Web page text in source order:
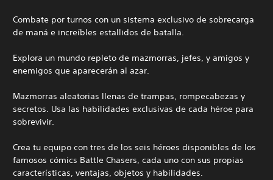
Combate por turnos con un sistema exclusivo de sobrecarga
de maná e increíbles estallidos de batalla.
Explora un mundo repleto de mazmorras, jefes, y amigos y
enemigos que aparecerán al azar.
Mazmorras aleatorias llenas de trampas, rompecabezas y
secretos. Usa las habilidades exclusivas de cada héroe para
sobrevivir.
Crea tu equipo con tres de los seis héroes disponibles de los
famosos cómics Battle Chasers, cada uno con sus propias
características, ventajas, objetos y habilidades.